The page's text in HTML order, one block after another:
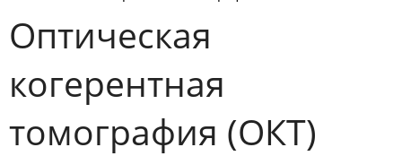
Оптическая
когерентная
томография (ОКТ)